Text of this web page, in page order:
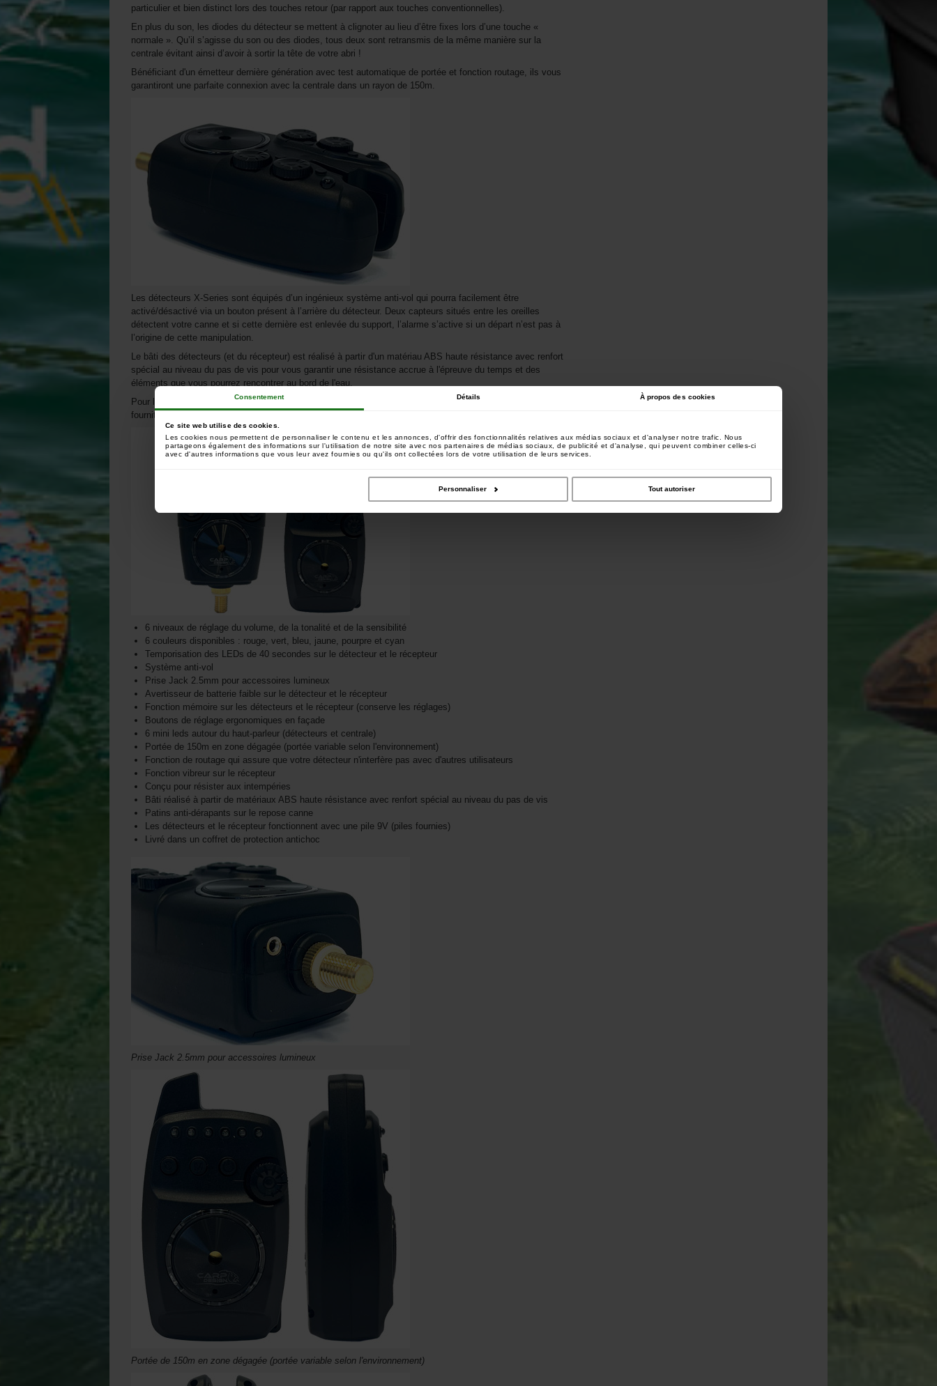
Consentement Détails À propos des cookies
Ce site web utilise des cookies.
Les cookies nous permettent de personnaliser le contenu et les annonces, d'offrir des fonctionnalités relatives aux médias sociaux et d'analyser notre trafic. Nous
partageons également des informations sur l'utilisation de notre site avec nos partenaires de médias sociaux, de publicité et d'analyse, qui peuvent combiner celles-ci
avec d'autres informations que vous leur avez fournies ou qu'ils ont collectées lors de votre utilisation de leurs services.
Personnaliser Tout autoriser
particulier et bien distinct lors des touches retour (par rapport aux touches conventionnelles).
En plus du son, les diodes du détecteur se mettent à clignoter au lieu d’être fixes lors d’une touche «
normale ». Qu’il s’agisse du son ou des diodes, tous deux sont retransmis de la même manière sur la
centrale évitant ainsi d’avoir à sortir la tête de votre abri !
Bénéficiant d'un émetteur dernière génération avec test automatique de portée et fonction routage, ils vous
garantiront une parfaite connexion avec la centrale dans un rayon de 150m.
Les détecteurs X-Series sont équipés d’un ingénieux système anti-vol qui pourra facilement être
activé/désactivé via un bouton présent à l’arrière du détecteur. Deux capteurs situés entre les oreilles
détectent votre canne et si cette dernière est enlevée du support, l’alarme s’active si un départ n’est pas à
l’origine de cette manipulation.
Le bâti des détecteurs (et du récepteur) est réalisé à partir d'un matériau ABS haute résistance avec renfort
spécial au niveau du pas de vis pour vous garantir une résistance accrue à l'épreuve du temps et des
éléments que vous pourrez rencontrer au bord de l'eau.
Pour les amateurs de balanciers lumineux, une prise Jack 2.5mm est présente sous les détecteurs et
fournit une temporisation de 40 secondes aux balanciers connectés.
6 niveaux de réglage du volume, de la tonalité et de la sensibilité
6 couleurs disponibles : rouge, vert, bleu, jaune, pourpre et cyan
Temporisation des LEDs de 40 secondes sur le détecteur et le récepteur
Système anti-vol
Prise Jack 2.5mm pour accessoires lumineux
Avertisseur de batterie faible sur le détecteur et le récepteur
Fonction mémoire sur les détecteurs et le récepteur (conserve les réglages)
Boutons de réglage ergonomiques en façade
6 mini leds autour du haut-parleur (détecteurs et centrale)
Portée de 150m en zone dégagée (portée variable selon l'environnement)
Fonction de routage qui assure que votre détecteur n'interfère pas avec d'autres utilisateurs
Fonction vibreur sur le récepteur
Conçu pour résister aux intempéries
Bâti réalisé à partir de matériaux ABS haute résistance avec renfort spécial au niveau du pas de vis
Patins anti-dérapants sur le repose canne
Les détecteurs et le récepteur fonctionnent avec une pile 9V (piles fournies)
Livré dans un coffret de protection antichoc
Prise Jack 2.5mm pour accessoires lumineux
Portée de 150m en zone dégagée (portée variable selon l'environnement)